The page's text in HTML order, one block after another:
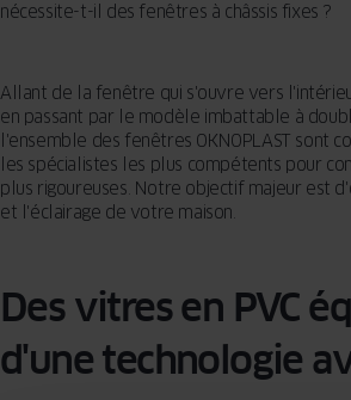
nécessite-t-il des fenêtres à châssis fixes ?
Allant de la fenêtre qui s'ouvre vers
en passant par le modèle imbattable à
l'ensemble des fenêtres OKNOPLAST sont
les spécialistes les plus compétents pour
plus rigoureuses. Notre objectif majeur est
et l'éclairage de votre maison.
Des vitres en PVC
d'une technologie